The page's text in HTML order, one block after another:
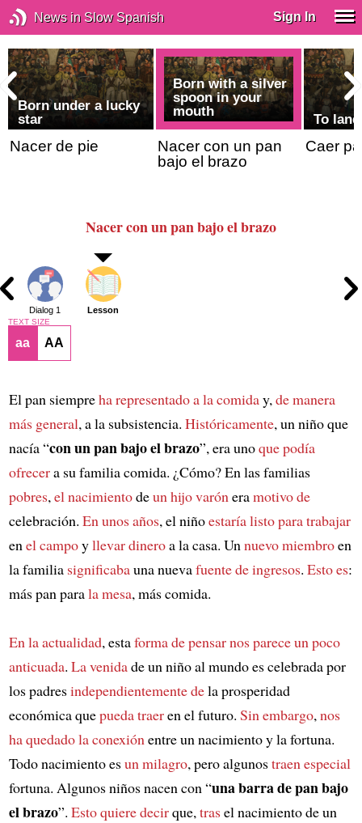
News in Slow Spanish Sign In
Born under a lucky
star
Nacer de pie
Born with a silver
spoon in your
mouth
Nacer con un pan
bajo el brazo
To
Caer
Nacer con un pan bajo el brazo
Dialog 1 Lesson
TEXT SIZE
aa AA
El pan siempreha representado a la comiday, de manera
más general, a la subsistencia. Históricamente, un niño que
nacía “con un pan bajo el brazo”, era unoque podía
ofrecera su familia comida. ¿Cómo? En las familias
pobres, el nacimientodeun hijo varón eramotivo de
celebración. En unos años, el niñoestaría listo para trabajar
en el campoyllevar dineroa la casa. Un nuevo miembroen
la familia significabauna nuevafuente de ingresos. Esto es:
más pan parala mesa, más comida.
En la actualidad, estaforma de pensarnos parece un poco
anticuada. La venidade un niño al mundo es celebrada por
los padresindependientemente dela prosperidad
económica quepueda traeren el futuro. Sin embargo, nos
ha quedado la conexión entre un nacimiento y la fortuna.
Todo nacimiento esun milagro, pero algunostraen especial
fortuna. Algunos niños nacen con “una barra de pan bajo
el brazo”. Esto quiere decirque, trasel nacimiento de un